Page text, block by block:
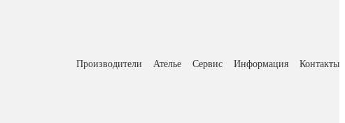
Производители
Ателье Сервис Информация Контакты